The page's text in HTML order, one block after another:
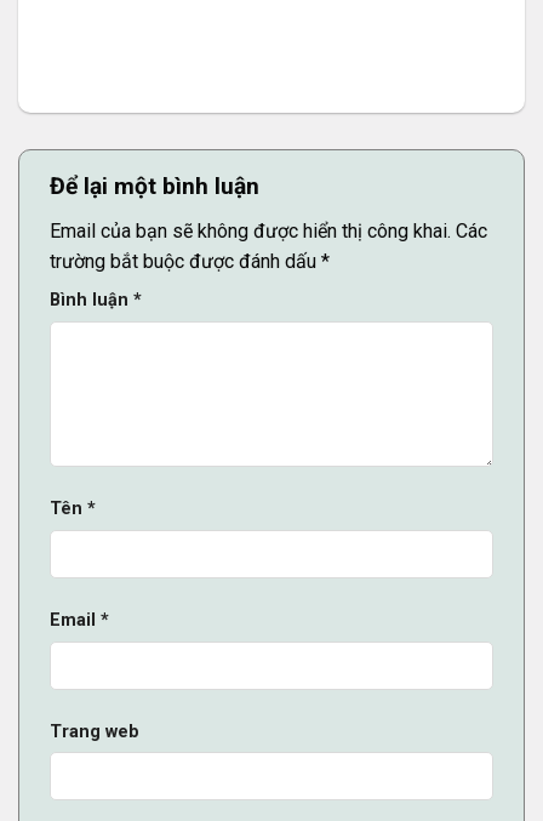
Để lại một bình luận
Email của bạn sẽ không được hiển thị công khai. Các
trường bắt buộc được đánh dấu *
Bình luận *
Tên *
Email *
Trang web